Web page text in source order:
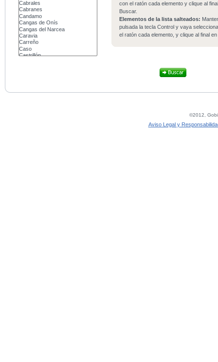
con el ratón cada elemento y clique al
Buscar.
Elementos de la lista salteados:
pulsada la tecla Control y vaya
el ratón cada elemento, y clique al final
©2012,
Aviso Legal y